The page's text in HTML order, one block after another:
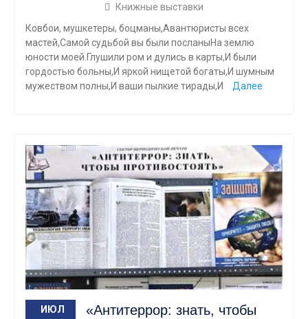
Книжные выставки
Ковбои, мушкетеры, боцманы,Авантюристы всех
мастей,Самой судьбой вы были посланыНа землю
юности моей.Глушили ром и дулись в карты,И были
гордостью больны,И яркой нищетой богаты,И шумным
мужеством полны,И ваши пылкие тирады,И
Далее
ИЮЛ
«Антитеррор: знать, чтобы